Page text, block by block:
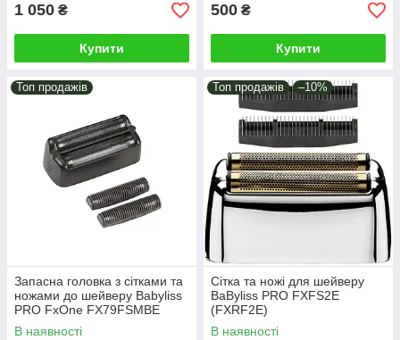
1 050 ₴
Купити
500 ₴
Купити
Топ продажів
Запасна головка з сітками та
ножами до шейверу Babyliss
PRO FxOne FX79FSMBE
Black (FX79RF2MBE)
В наявності
Топ продажів –10%
Сітка та ножі для шейверу
BaByliss PRO FXFS2E
(FXRF2E)
В наявності